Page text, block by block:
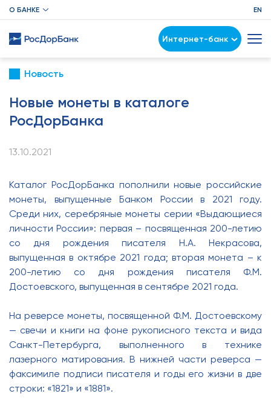
О БАНКЕ EN
Интернет-банк
Новость
Новые монеты в каталоге
РосДорБанка
13.10.2021
Каталог РосДорБанка пополнили новые российские
монеты, выпущенные Банком России в 2021 году.
Среди них, серебряные монеты серии «Выдающиеся
личности России»: первая – посвященная 200-летию
со дня рождения писателя Н.А. Некрасова,
выпущенная в октябре 2021 года; вторая монета – к
200-летию со дня рождения писателя Ф.М.
Достоевского, выпущенная в сентябре 2021 года.
На реверсе монеты, посвященной Ф.М. Достоевскому
— свечи и книги на фоне рукописного текста и вида
Санкт-Петербурга, выполненного в технике
лазерного матирования. В нижней части реверса —
факсимиле подписи писателя и годы его жизни в две
строки: «1821» и «1881».